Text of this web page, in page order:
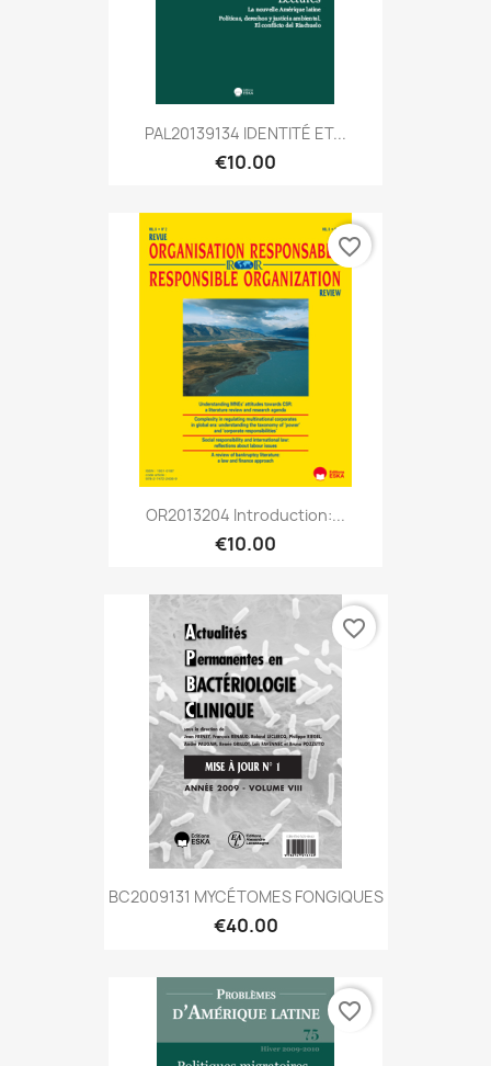
PAL20139134 IDENTITÉ ET...
€10.00
OR2013204 Introduction:...
€10.00
favorite_border
BC2009131 MYCÉTOMES FONGIQUES
€40.00
favorite_border
favorite_border